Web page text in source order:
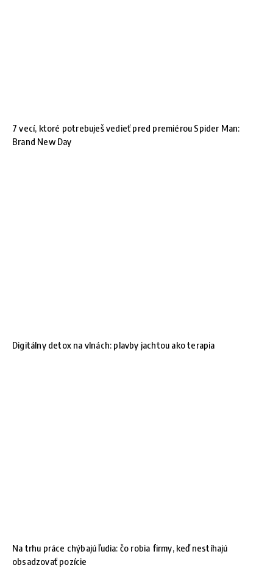
7 vecí, ktoré potrebuješ vedieť pred premiérou Spider Man:
Brand New Day
Digitálny detox na vlnách: plavby jachtou ako terapia
Na trhu práce chýbajú ľudia: čo robia firmy, keď nestíhajú
obsadzovať pozície